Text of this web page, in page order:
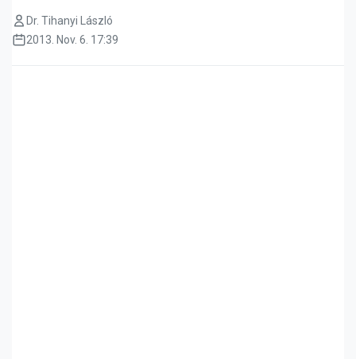
Dr. Tihanyi László
2013. Nov. 6. 17:39